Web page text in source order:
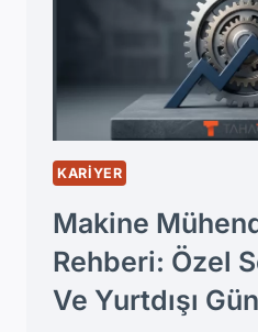
DIL
GÖRE
DOĞRU
YAZIMI
KARIYER
Makine
Rehberi: Özel
Ve Yurtdışı